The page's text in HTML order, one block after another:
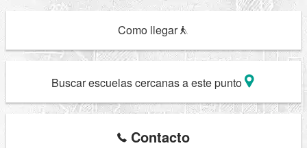
Como llegar
Buscar escuelas cercanas a este punto
Contacto